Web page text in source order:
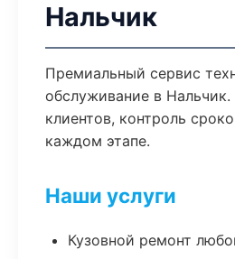
Нальчик
Премиальный сервис
обслуживание в
клиентов, контроль
каждом этапе.
Наши услуги
Кузовной ремонт